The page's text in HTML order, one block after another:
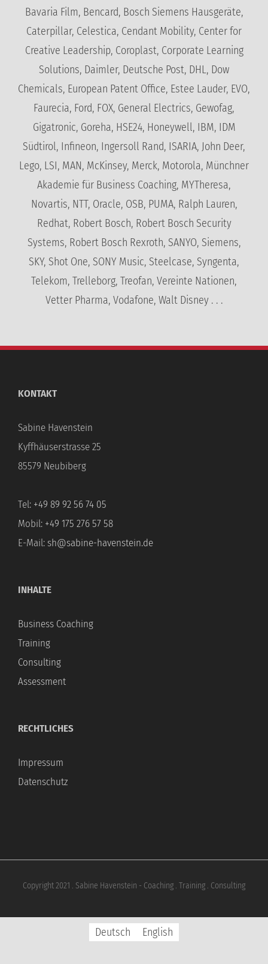
Bavaria Film, Bencard, Bosch Siemens Hausgeräte,
Caterpillar, Celestica, Cendant Mobility, Center for
Creative Leadership, Coroplast, Corporate Learning
Solutions, Daimler, Deutsche Post, DHL, Dow
Chemicals, European Patent Office, Estee Lauder, EVO,
Faurecia, Ford, FOX, General Electrics, Gewofag,
Gigatronic, Goreha, HSE24, Honeywell, IBM, IDM
Südtirol, Infineon, Ingersoll Rand, ISARIA, John Deer,
Lego, LSI, MAN, McKinsey, Merck, Motorola, Münchner
Akademie für Business Coaching, MYTheresa,
Novartis, NTT, Oracle, OSB, PUMA, Ralph Lauren,
Redhat, Robert Bosch, Robert Bosch Security
Systems, Robert Bosch Rexroth, SANYO, Siemens,
SKY, Shot One, SONY Music, Steelcase, Syngenta,
Telekom, Trelleborg, Treofan, Vereinte Nationen,
Vetter Pharma, Vodafone, Walt Disney . . .
KONTAKT
Sabine Havenstein
Kyffhäuserstrasse 25
85579 Neubiberg
Tel: +49 89 92 56 74 05
Mobil: +49 175 276 57 58
E-Mail: sh@sabine-havenstein.de
INHALTE
Business Coaching
Training
Consulting
Assessment
RECHTLICHES
Impressum
Datenschutz
Copyright 2021 . Sabine Havenstein - Coaching . Training . Consulting
Deutsch English